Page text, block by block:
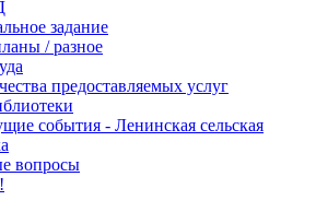
задание
/ разное
предоставляемых услуг
события - Ленинская сельская
вопросы